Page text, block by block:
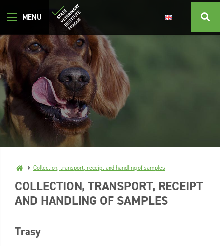
Collection, transport, receipt and handling of samples
COLLECTION, TRANSPORT, RECEIPT
AND HANDLING OF SAMPLES
Trasy